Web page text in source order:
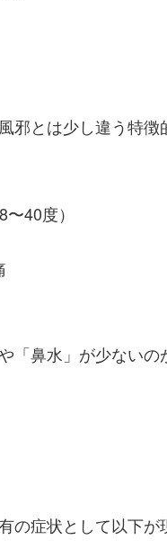
邪とは少し違う特徴
40度）
「鼻水」が少ないの
の症状として以下が